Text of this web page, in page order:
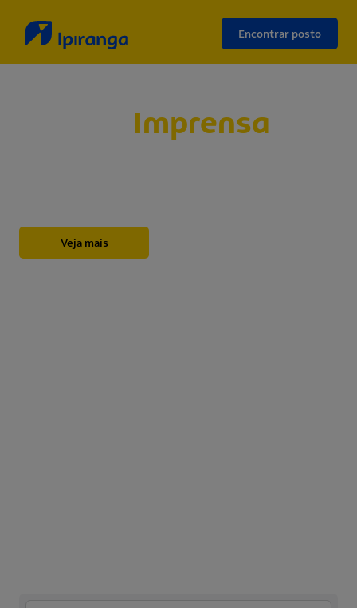
Encontrar posto
Imprensa
Veja mais